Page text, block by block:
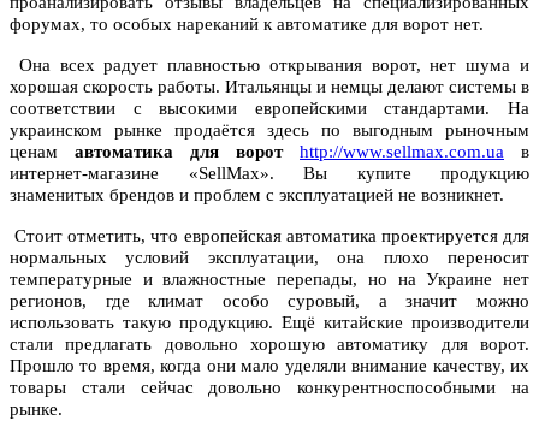
форумах, то особых нареканий к автоматике для ворот нет.
Она всех радует плавностью открывания ворот, нет шума и
хорошая скорость работы. Итальянцы и немцы делают системы в
соответствии с высокими европейскими стандартами. На
украинском рынке продаётся здесь по выгодным рыночным
ценам автоматика для ворот http://www.sellmax.com.ua в
интернет-магазине «SellMax». Вы купите продукцию
знаменитых брендов и проблем с эксплуатацией не возникнет.
Стоит отметить, что европейская автоматика проектируется для
нормальных условий эксплуатации, она плохо переносит
температурные и влажностные перепады, но на Украине нет
регионов, где климат особо суровый, а значит можно
использовать такую продукцию. Ещё китайские производители
стали предлагать довольно хорошую автоматику для ворот.
Прошло то время, когда они мало уделяли внимание качеству, их
товары стали сейчас довольно конкурентноспособными на
рынке.